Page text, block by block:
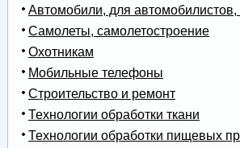
Автомобили, для автомобилистов,
Самолеты, самолетостроение
Охотникам
Мобильные телефоны
Строительство и ремонт
Технологии обработки ткани
Технологии обработки пищевых